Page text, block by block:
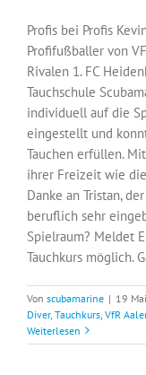
Profis bei Profis
Profifußballer von
Rivalen 1. FC
Tauchschule
individuell auf die
eingestellt und
Tauchen erfüllen.
ihrer Freizeit wie
Danke an Tristan,
beruflich sehr
Spielraum? Meldet
Tauchkurs möglich.
Von scubamarine | 19
Diver, Tauchkurs VfR
Weiterlesen